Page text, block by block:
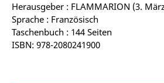
Herausgeber : FLAMMARION (3.
Sprache : Französisch
Taschenbuch : 144 Seiten
ISBN: 978-2080241900